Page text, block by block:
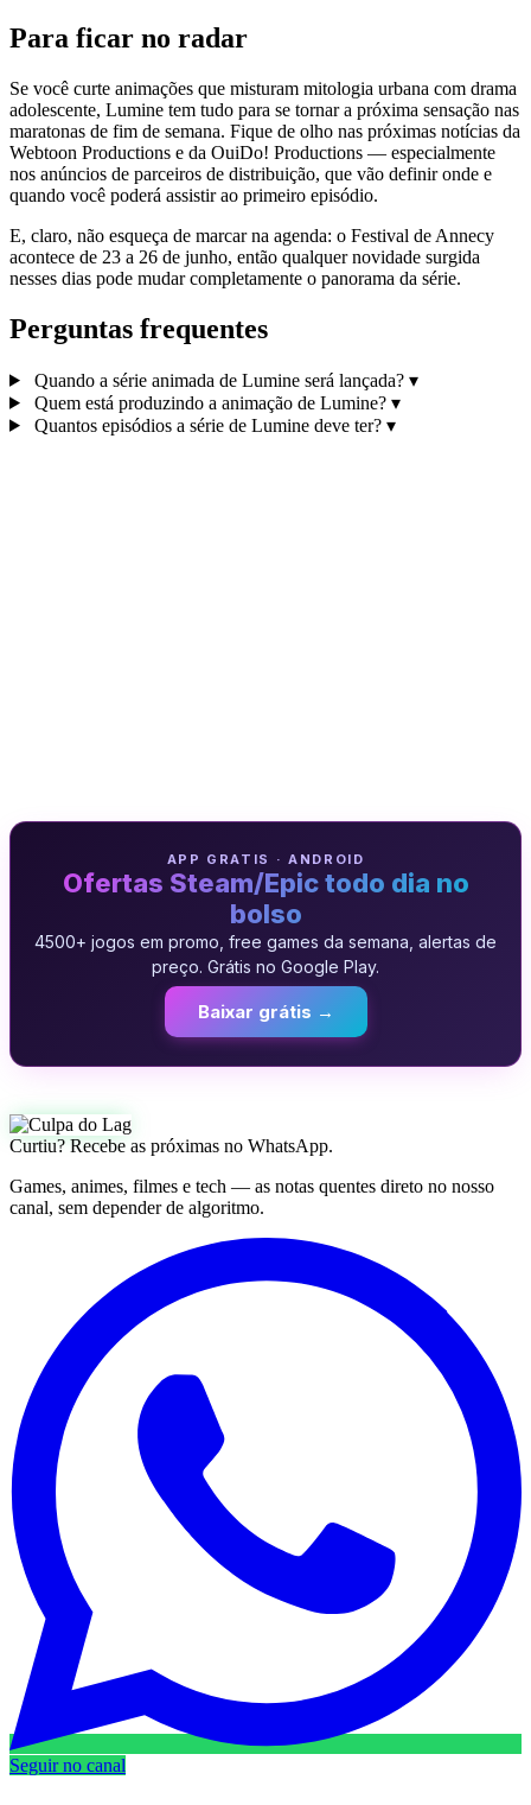
Para ficar no radar
Se você curte animações que misturam mitologia urbana com drama
adolescente, Lumine tem tudo para se tornar a próxima sensação nas
maratonas de fim de semana. Fique de olho nas próximas notícias da
Webtoon Productions e da OuiDo! Productions — especialmente
nos anúncios de parceiros de distribuição, que vão definir onde e
quando você poderá assistir ao primeiro episódio.
E, claro, não esqueça de marcar na agenda: o Festival de Annecy
acontece de 23 a 26 de junho, então qualquer novidade surgida
nesses dias pode mudar completamente o panorama da série.
Perguntas frequentes
Quando a série animada de Lumine será lançada? ▾
Quem está produzindo a animação de Lumine? ▾
Quantos episódios a série de Lumine deve ter? ▾
APP GRATIS · ANDROID
Ofertas Steam/Epic todo dia no
bolso
4500+ jogos em promo, free games da semana, alertas de
preço. Grátis no Google Play.
Baixar grátis →
Curtiu? Recebe as próximas no WhatsApp.
Games, animes, filmes e tech — as notas quentes direto no nosso
canal, sem depender de algoritmo.
Seguir no canal